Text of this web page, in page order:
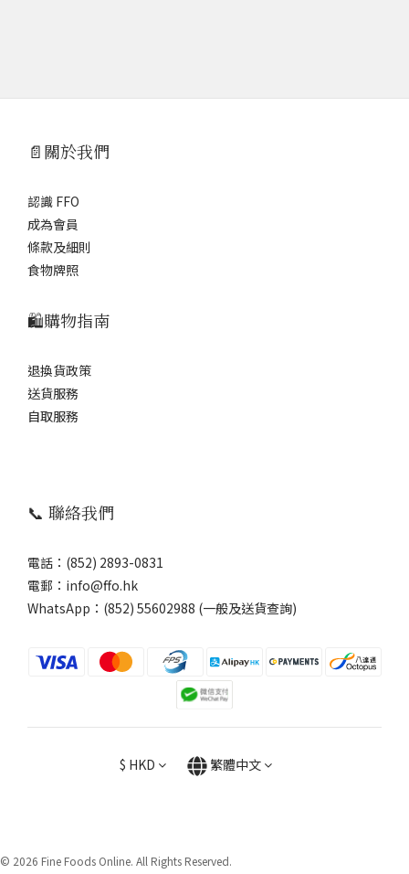
📄關於我們
認識 FFO
成為會員
條款及細則
食物牌照
🛍️購物指南
退換貨政策
送貨服務
自取服務
📞 聯絡我們
電話：(852) 2893-0831
電郵：info@ffo.hk
WhatsApp： (852) 55602988 (一般及送貨查詢)
$ HKD 繁體中文
© 2026 Fine Foods Online. All Rights Reserved.